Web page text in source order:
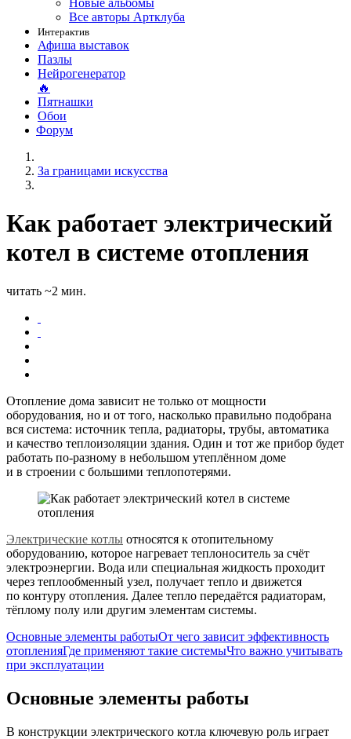
Новые альбомы
Все авторы Артклуба
Интерактив
Афиша выставок
Пазлы
Нейрогенератор
🔥
Пятнашки
Обои
Форум
За границами искусства
Как работает электрический
котел в системе отопления
читать ~2 мин.
Отопление дома зависит не только от мощности
оборудования, но и от того, насколько правильно подобрана
вся система: источник тепла, радиаторы, трубы, автоматика
и качество теплоизоляции здания. Один и тот же прибор будет
работать по-разному в небольшом утеплённом доме
и в строении с большими теплопотерями.
Электрические котлы относятся к отопительному
оборудованию, которое нагревает теплоноситель за счёт
электроэнергии. Вода или специальная жидкость проходит
через теплообменный узел, получает тепло и движется
по контуру отопления. Далее тепло передаётся радиаторам,
тёплому полу или другим элементам системы.
Основные элементы работыОт чего зависит эффективность
отопленияГде применяют такие системыЧто важно учитывать
при эксплуатации
Основные элементы работы
В конструкции электрического котла ключевую роль играет